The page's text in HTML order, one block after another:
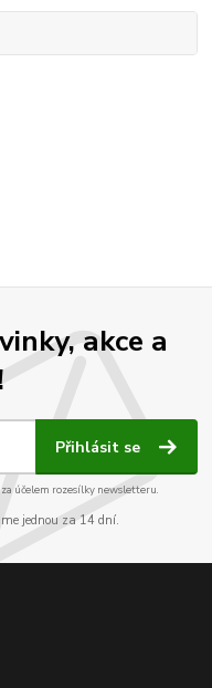
akce a
Přihlásit se
účelem rozesílky newsletteru.
jednou za 14 dní.